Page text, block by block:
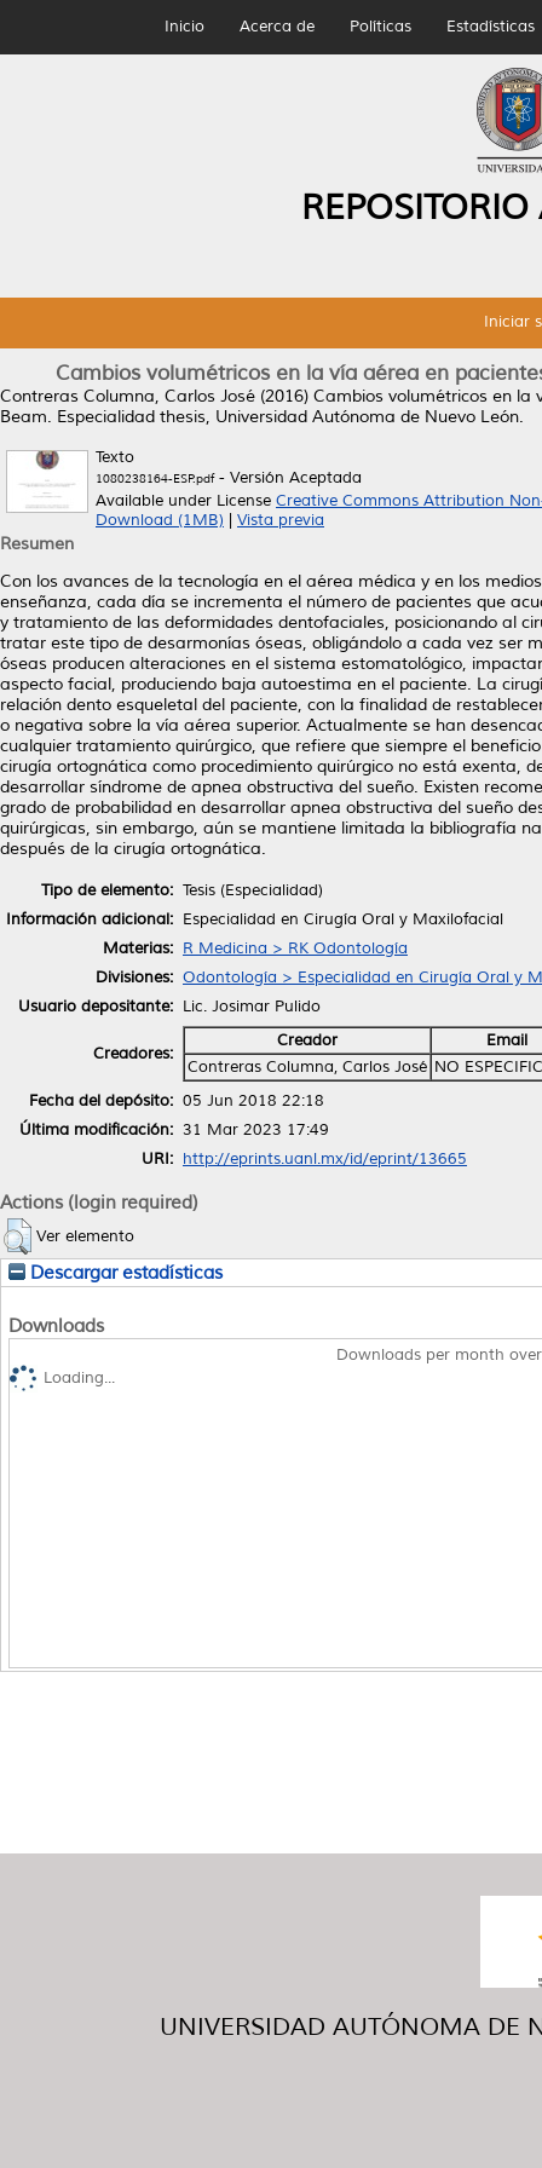
Inicio Acerca de Políticas Estadísticas
Iniciar
Cambios volumétricos en la vía aérea en
Contreras Columna, Carlos José (2016) Cambios volumétricos en la
Beam. Especialidad thesis, Universidad Autónoma de Nuevo León.
Texto
1080238164-ESP.pdf- Versión Aceptada
Available under License Creative Commons Attribution
Download (1MB)
Vista previa
Resumen
Con los avances de la tecnología en el aérea médica y en los
enseñanza, cada día se incrementa el número de pacientes que
y tratamiento de las deformidades dentofaciales, posicionando al
tratar este tipo de desarmonías óseas, obligándolo a cada vez ser
óseas producen alteraciones en el sistema estomatológico,
aspecto facial, produciendo baja autoestima en el paciente. La
relación dento esqueletal del paciente, con la finalidad de
o negativa sobre la vía aérea superior. Actualmente se han
cualquier tratamiento quirúrgico, que refiere que siempre el
cirugía ortognática como procedimiento quirúrgico no está exenta,
desarrollar síndrome de apnea obstructiva del sueño. Existen
grado de probabilidad en desarrollar apnea obstructiva del sueño
quirúrgicas, sin embargo, aún se mantiene limitada la bibliografía
después de la cirugía ortognática.
Tipo de elemento: Tesis (Especialidad)
Información adicional: Especialidad en Cirugía Oral y Maxilofacial
Materias: R Medicina > RK Odontología
Divisiones: Odontología > Especialidad en Cirugía Oral y
Usuario depositante: Lic. Josimar Pulido
Creadores:
Creador
Email
Contreras Columna, Carlos José NO
Fecha del depósito: 05 Jun 2018 22:18
Última modificación: 31 Mar 2023 17:49
URI: http://eprints.uanl.mx/id/eprint/13665
Actions (login required)
Ver elemento
Descargar estadísticas
Downloads
Downloads per month
Loading...
UNIVERSIDAD AUTÓNOMA DE